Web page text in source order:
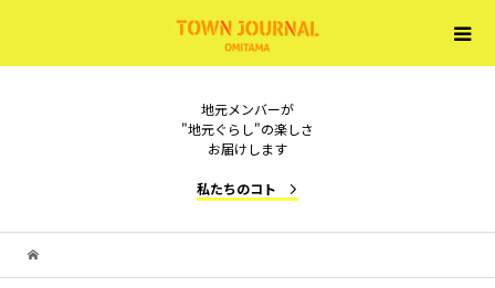
地元メンバーが
"地元ぐらし"の楽しさ
お届けします
私たちのコト